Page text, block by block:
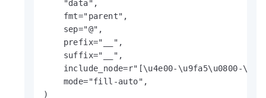
    "data",
    fmt="parent",
    sep="@",
    prefix="__",
    suffix="__",
include_node=r"[\u4e00-\u9fa5\u0800-
    mode="fill-auto",
)